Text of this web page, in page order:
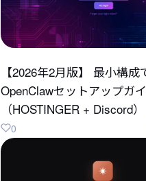
【2026年2月版】 最小構成
OpenClawセットアップガ
（HOSTINGER + Discord）
0